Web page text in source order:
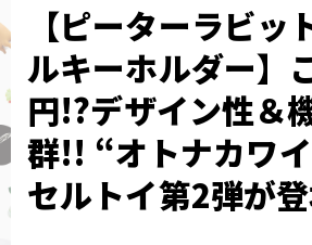
【ピーターラビッ
ルキーホルダー】
円!?デザイン性＆
群!! “オトナカワ
セルトイ第2弾が